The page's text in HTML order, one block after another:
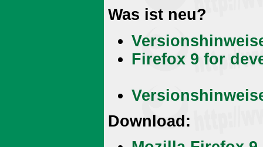
Was ist neu?
Firefox 9 for
Download: